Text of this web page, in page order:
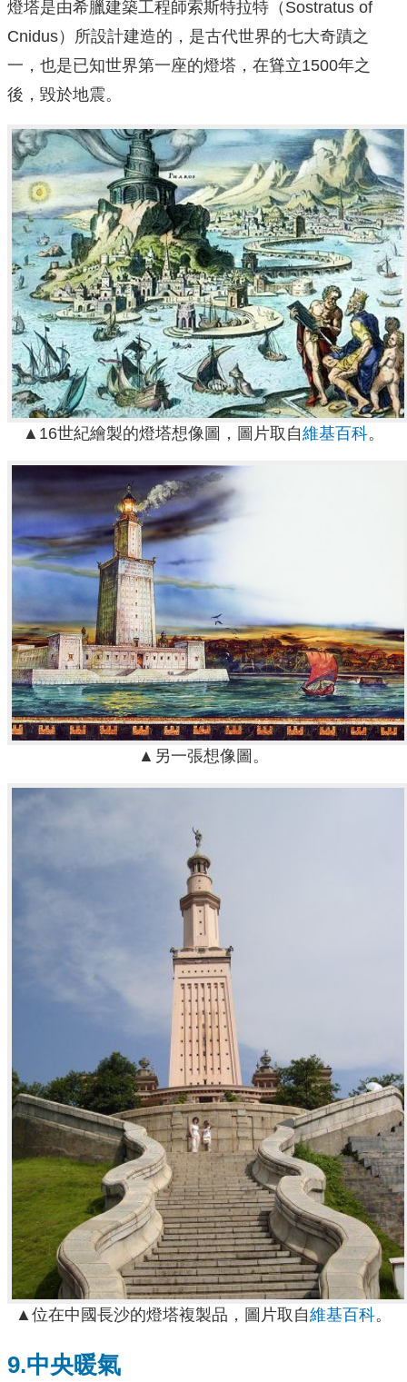
燈塔是由希臘建築工程師索斯特拉特（Sostratus of
Cnidus）所設計建造的，是古代世界的七大奇蹟之
一，也是已知世界第一座的燈塔，在聳立1500年之
後，毀於地震。
▲16世紀繪製的燈塔想像圖，圖片取自維基百科。
▲另一張想像圖。
▲位在中國長沙的燈塔複製品，圖片取自維基百科。
9.中央暖氣